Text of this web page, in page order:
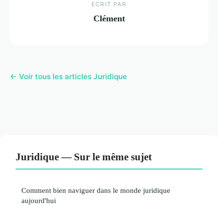
ECRIT PAR
Clément
← Voir tous les articles Juridique
Juridique — Sur le même sujet
Comment bien naviguer dans le monde juridique
aujourd'hui